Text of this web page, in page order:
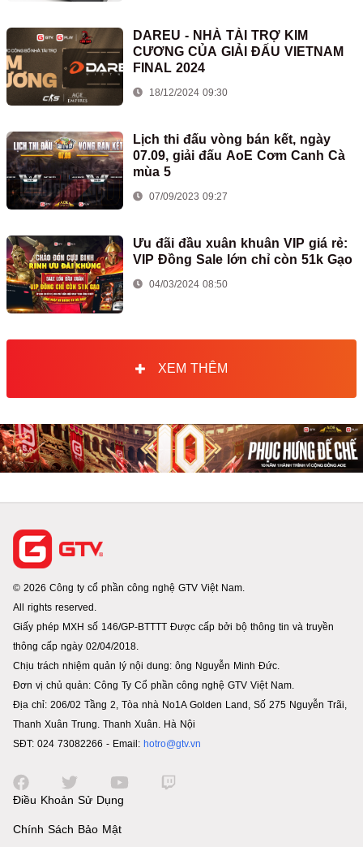
DAREU - NHÀ TÀI TRỢ KIM
CƯƠNG CỦA GIẢI ĐẤU VIETNAM
FINAL 2024
18/12/2024 09:30
Lịch thi đấu vòng bán kết, ngày
07.09, giải đấu AoE Cơm Canh Cà
mùa 5
07/09/2023 09:27
Ưu đãi đầu xuân khuân VIP giá rẻ:
VIP Đồng Sale lớn chỉ còn 51k Gạo
04/03/2024 08:50
XEM THÊM
© 2026 Công ty cổ phần công nghệ GTV Việt Nam.
All rights reserved.
Giấy phép MXH số 146/GP-BTTTT Được cấp bởi bộ thông tin và truyền
thông cấp ngày 02/04/2018.
Chịu trách nhiệm quản lý nội dung: ông Nguyễn Minh Đức.
Đơn vị chủ quản: Công Ty Cổ phần công nghệ GTV Việt Nam.
Địa chỉ: 206/02 Tầng 2, Tòa nhà No1A Golden Land, Số 275 Nguyễn Trãi,
Thanh Xuân Trung. Thanh Xuân. Hà Nội
SĐT: 024 73082266 - Email: hotro@gtv.vn
Điều Khoản Sử Dụng
Chính Sách Bảo Mật